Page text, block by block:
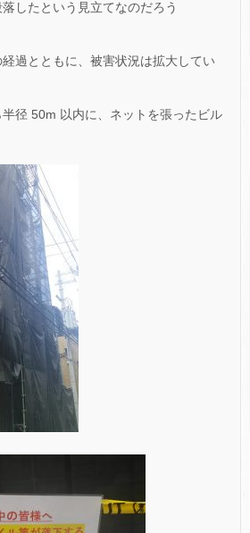
したという見立てなのだろう
過とともに、被害状況は拡大してい
径 50m 以内に、ネットを張ったビル